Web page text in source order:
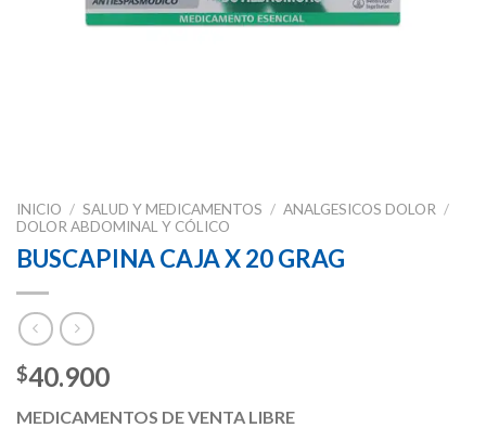
INICIO / SALUD Y MEDICAMENTOS / ANALGESICOS DOLOR /
DOLOR ABDOMINAL Y CÓLICO
BUSCAPINA CAJA X 20 GRAG
$40.900
MEDICAMENTOS DE VENTA LIBRE